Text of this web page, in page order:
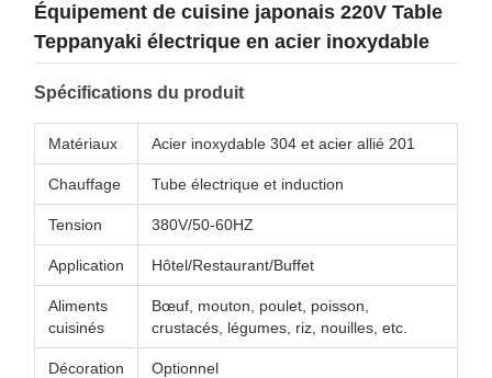
Équipement de cuisine japonais 220V Table
Teppanyaki électrique en acier inoxydable
Spécifications du produit
Matériaux Acier inoxydable 304 et acier allié 201
Chauffage Tube électrique et induction
Tension 380V/50-60HZ
Application Hôtel/Restaurant/Buffet
Aliments
cuisinés
Bœuf, mouton, poulet, poisson,
crustacés, légumes, riz, nouilles, etc.
Décoration Optionnel